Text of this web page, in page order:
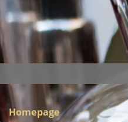
Homepage